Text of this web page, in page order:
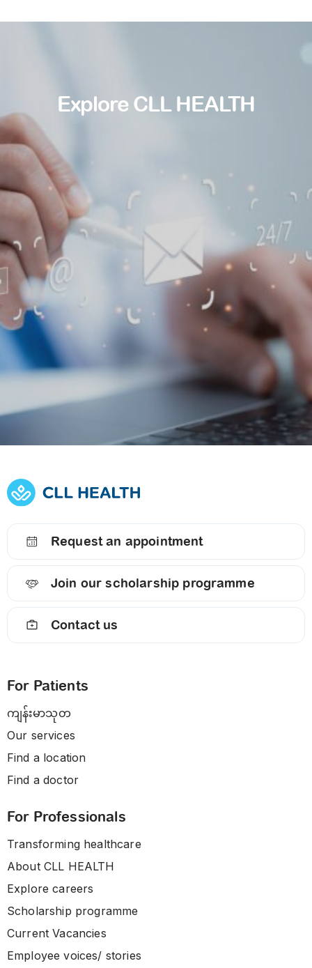
Explore CLL HEALTH
Find a doctor Find a location
Explore our
services
Opportunities at
Request an appointment
Join our scholarship programme
Contact us
For Patients
ကျန်းမာသုတ
Our services
Find a location
Find a doctor
For Professionals
Transforming healthcare
About CLL HEALTH
Explore careers
Scholarship programme
Current Vacancies
Employee voices/ stories